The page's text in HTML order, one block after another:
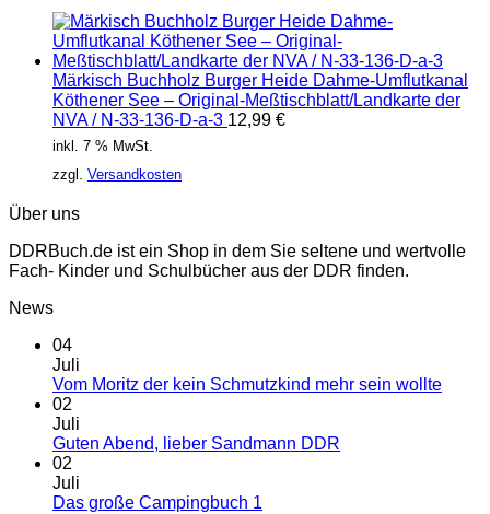
Märkisch Buchholz Burger Heide Dahme-Umflutkanal
Köthener See – Original-Meßtischblatt/Landkarte der
NVA / N-33-136-D-a-3 12,99 €
inkl. 7 % MwSt.
zzgl. Versandkosten
Über uns
DDRBuch.de ist ein Shop in dem Sie seltene und wertvolle
Fach- Kinder und Schulbücher aus der DDR finden.
News
04
Juli
Vom Moritz der kein Schmutzkind mehr sein wollte
02
Juli
Guten Abend, lieber Sandmann DDR
02
Juli
Das große Campingbuch 1